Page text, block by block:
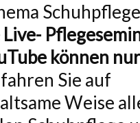
können
Sie auf
Weise